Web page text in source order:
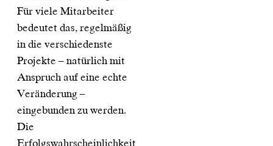
Für viele Mitarbeiter
bedeutet das, regelmäßig
in die verschiedenste
Projekte – natürlich mit
Anspruch auf eine echte
Veränderung –
eingebunden zu werden.
Die
Erfolgswahrscheinlichkeit